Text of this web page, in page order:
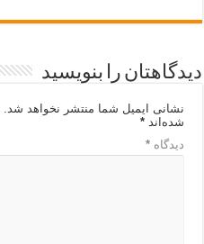
دیدگاهتان را بنویسید
نشانی ایمیل شما منتشر نخواهد شد.
شده‌اند*
دیدگاه*